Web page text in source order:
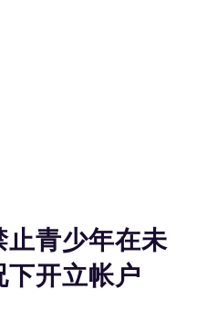
止青少年在未
开立帐户